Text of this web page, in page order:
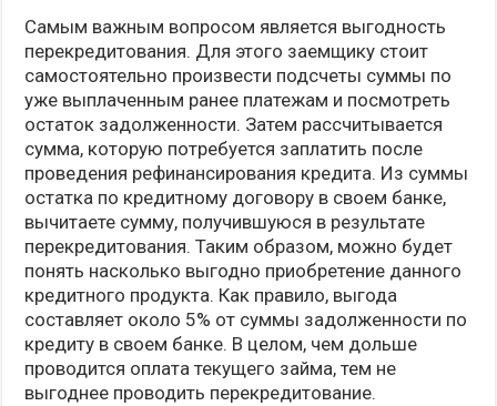
Самым важным вопросом является выгодность
перекредитования. Для этого заемщику стоит
самостоятельно произвести подсчеты суммы по
уже выплаченным ранее платежам и посмотреть
остаток задолженности. Затем рассчитывается
сумма, которую потребуется заплатить после
проведения рефинансирования кредита. Из суммы
остатка по кредитному договору в своем банке,
вычитаете сумму, получившуюся в результате
перекредитования. Таким образом, можно будет
понять насколько выгодно приобретение данного
кредитного продукта. Как правило, выгода
составляет около 5% от суммы задолженности по
кредиту в своем банке. В целом, чем дольше
проводится оплата текущего займа, тем не
выгоднее проводить перекредитование.